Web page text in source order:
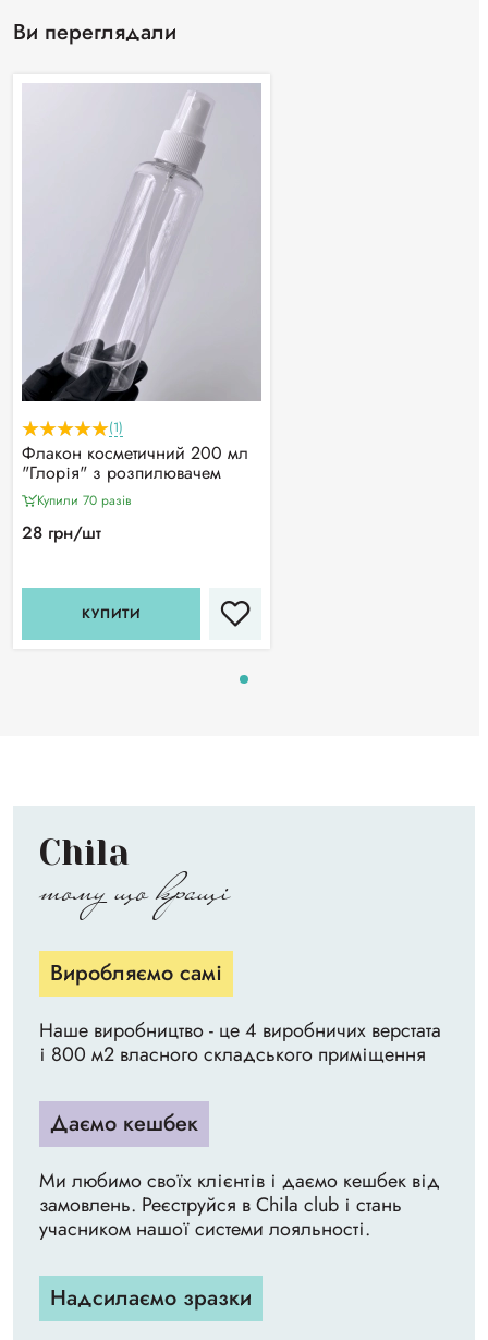
Ви переглядали
(1)
Флакон косметичний 200 мл
"Глорія" з розпилювачем
Купили 70 разiв
28 грн/шт
КУПИТИ
Chila
тому що кращі
Виробляємо самі
Наше виробництво - це 4 виробничих верстата
і 800 м2 власного складського приміщення
Даємо кешбек
Ми любимо своїх клієнтів і даємо кешбек від
замовлень. Реєструйся в Chila club і стань
учасником нашої системи лояльності.
Надсилаємо зразки